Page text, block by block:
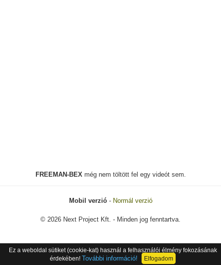
FREEMAN-BEXmég nem töltött fel egy videót sem.
Mobil verzió- Normál verzió
© 2026 Next Project Kft. - Minden jog fenntartva.
Ez a weboldal sütiket (cookie-kat) használ a felhasználói élmény fokozásának
érdekében! További információ! Elfogadom